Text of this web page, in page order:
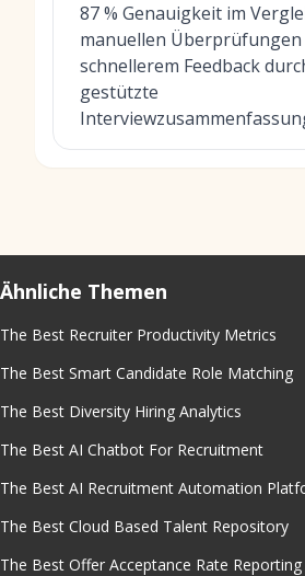
87 % Genauigkeit im
manuellen Überprüfungen
schnellerem Feedback
gestützte
Ähnliche Themen
The Best Recruiter Productivity Metrics
The Best Smart Candidate Role Matching
The Best Diversity Hiring Analytics
The Best AI Chatbot For Recruitment
The Best AI Recruitment Automation
The Best Cloud Based Talent Repository
The Best Offer Acceptance Rate Reporting